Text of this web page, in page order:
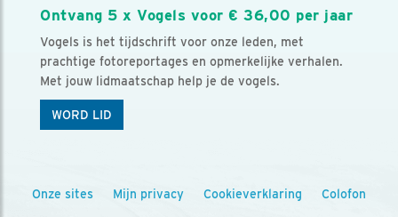
Ontvang 5 x Vogels voor € 36,00 per jaar
Vogels is het tijdschrift voor onze leden, met
prachtige fotoreportages en opmerkelijke verhalen.
Met jouw lidmaatschap help je de vogels.
WORD LID
Onze sites Mijn privacy Cookieverklaring Colofon